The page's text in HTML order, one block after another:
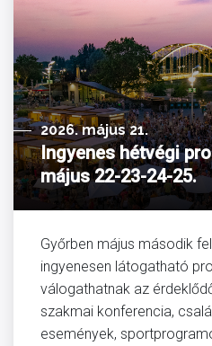
2026. május 21.
Ingyenes hétvégi
május 22-23-24-25.
Győrben május második
ingyenesen látogatható
válogathatnak az
szakmai konferencia,
események,